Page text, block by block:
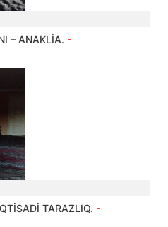
– ANAKLİA. -
TARAZLIQ. -